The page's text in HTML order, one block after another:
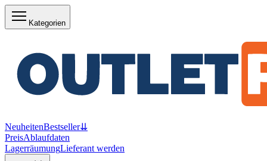
Kategorien
NeuheitenBestseller⇊
PreisAblaufdaten
LagerräumungLieferant werden